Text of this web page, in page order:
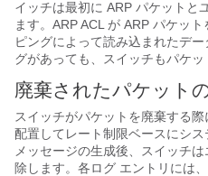
イッチは最初に ARP パケットと
ます。ARP ACL が ARP パケッ
ピングによって読み込まれたデ
グがあっても、スイッチもパケッ
廃棄されたパケット
スイッチがパケットを廃棄する
配置してレート制限ベースにシス
メッセージの生成後、スイッチ
除します。各ログ エントリには